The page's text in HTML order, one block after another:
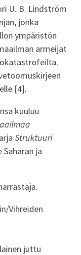
U. B. Lindström
jonka
ympäristön
armeijat
[4].
kuuluu
Struktuuri
ja
Vihreiden
juttu